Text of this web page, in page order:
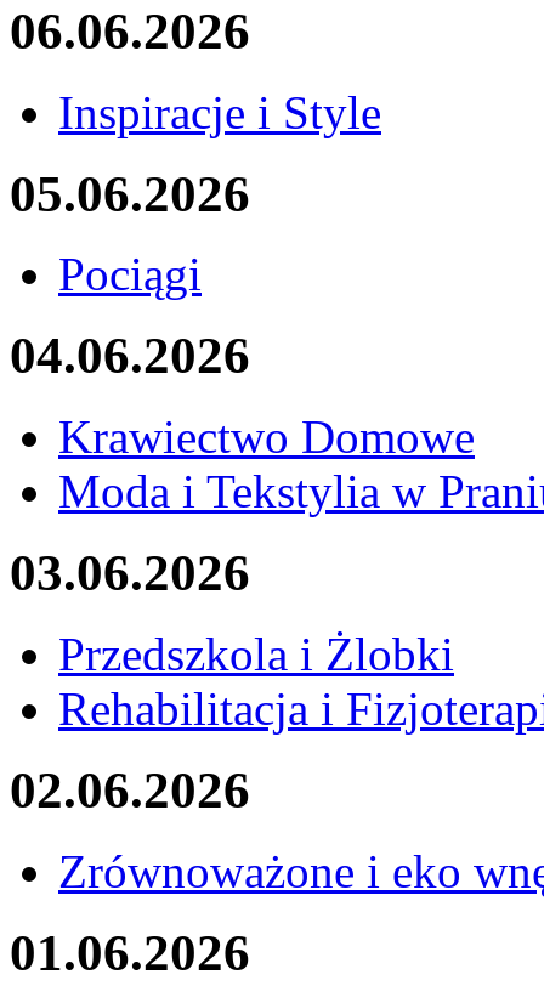
06.06.2026
Inspiracje i Style
05.06.2026
Pociągi
04.06.2026
Krawiectwo Domowe
Moda i Tekstylia w
03.06.2026
Przedszkola i Żlobki
Rehabilitacja i
02.06.2026
Zrównoważone i eko
01.06.2026